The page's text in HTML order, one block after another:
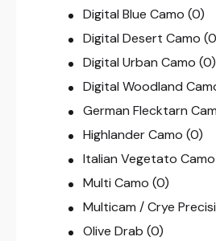
Digital Blue Camo (0)
Digital Desert Camo
Digital Urban Camo (0)
Digital Woodland
German Flecktarn
Highlander Camo (0)
Italian Vegetato Camo
Multi Camo (0)
Multicam / Crye
Olive Drab (0)